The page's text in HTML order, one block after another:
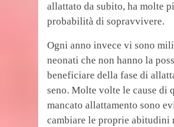
allattato da subito, ha molte
probabilità di sopravvivere.
Ogni anno invece vi sono
neonati che non hanno la
beneficiare della fase di
seno. Molte volte le cause di
mancato allattamento sono
cambiare le proprie abitudini